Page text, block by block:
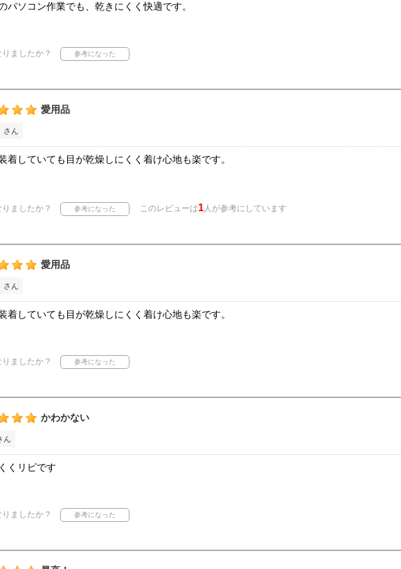
パソコン作業でも、乾きにくく快適です。
ましたか？
愛用品
ん
着していても目が乾燥しにくく着け心地も楽です。
ましたか？ このレビューは1人が参考にしています
愛用品
ん
着していても目が乾燥しにくく着け心地も楽です。
ましたか？
かわかない
ん
くリピです
ましたか？